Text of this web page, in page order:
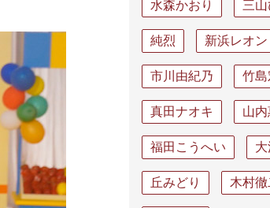
水森かおり 三山
純烈 新浜レオン
市川由紀乃 竹島
真田ナオキ 山
福田こうへい
丘みどり 木村徹